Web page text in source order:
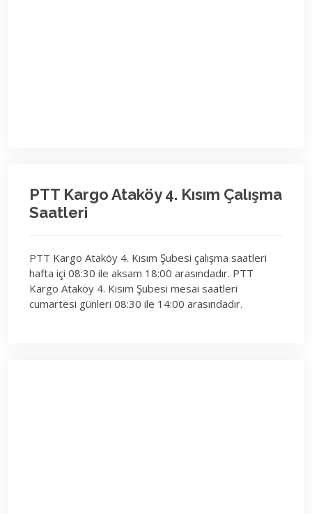
PTT Kargo Ataköy 4. Kısım Çalışma
Saatleri
PTT Kargo Ataköy 4. Kısım Şubesi çalışma saatleri
hafta içi 08:30 ile aksam 18:00 arasındadır. PTT
Kargo Ataköy 4. Kısım Şubesi mesai saatleri
cumartesi günleri 08:30 ile 14:00 arasındadır.